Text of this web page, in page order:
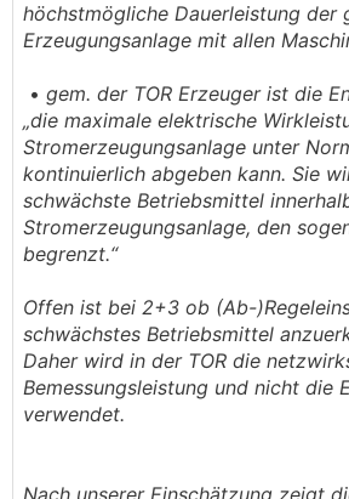
höchstmögliche Dauerleistung der
Erzeugungsanlage mit allen
• gem. der TOR Erzeuger ist die
„die maximale elektrische
Stromerzeugungsanlage unter
kontinuierlich abgeben kann. Sie
schwächste Betriebsmittel
Stromerzeugungsanlage, den
begrenzt.“
Offen ist bei 2+3 ob (Ab-
schwächstes Betriebsmittel
Daher wird in der TOR die
Bemessungsleistung und nicht die
verwendet.
Nach unserer Einschätzung zeigt